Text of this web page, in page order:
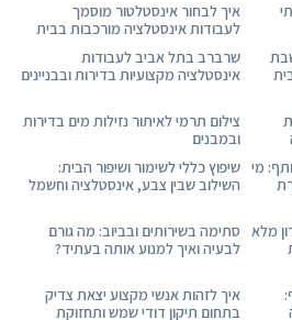
איך לבחור אינסטלטור מוסמך
לעבודות אינסטלציה מורכבות בבית
שרברב בתל אביב לעבודות
אינסטלציה מקצועיות בדירות ובבניינים
צילום תרמי לאיתור נזילות מים בדירות
ובמבנים
מי שיפוץ כללי לשימור ושיפור הבית:
השילוב שבין צבע, אינסטלציה וחשמל
מלא
סתימה בשירותים ובביוב: מה גורם
לבעיה ואיך למנוע אותה בעתיד?
איך לזהות אנשי מקצוע יצאת צדיק
בתחום תיקון דודי שמש ותחזוקת